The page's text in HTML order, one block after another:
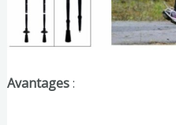
Avantages: